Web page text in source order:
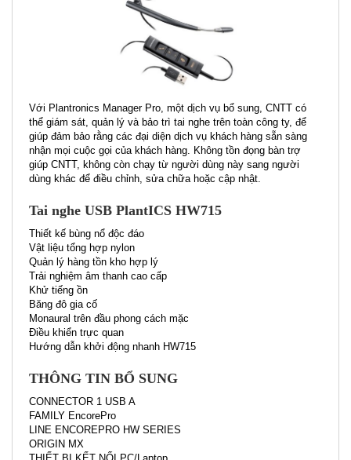
Với Plantronics Manager Pro, một dịch vụ bổ sung, CNTT có
thể giám sát, quản lý và bảo trì tai nghe trên toàn công ty, để
giúp đảm bảo rằng các đại diện dịch vụ khách hàng sẵn sàng
nhận mọi cuộc gọi của khách hàng. Không tồn đọng bàn trợ
giúp CNTT, không còn chạy từ người dùng này sang người
dùng khác để điều chỉnh, sửa chữa hoặc cập nhật.
Tai nghe USB PlantICS HW715
Thiết kế bùng nổ độc đáo
Vật liệu tổng hợp nylon
Quản lý hàng tồn kho hợp lý
Trải nghiệm âm thanh cao cấp
Khử tiếng ồn
Băng đô gia cố
Monaural trên đầu phong cách mặc
Điều khiển trực quan
Hướng dẫn khởi động nhanh HW715
THÔNG TIN BỔ SUNG
CONNECTOR 1 USB A
FAMILY EncorePro
LINE ENCOREPRO HW SERIES
ORIGIN MX